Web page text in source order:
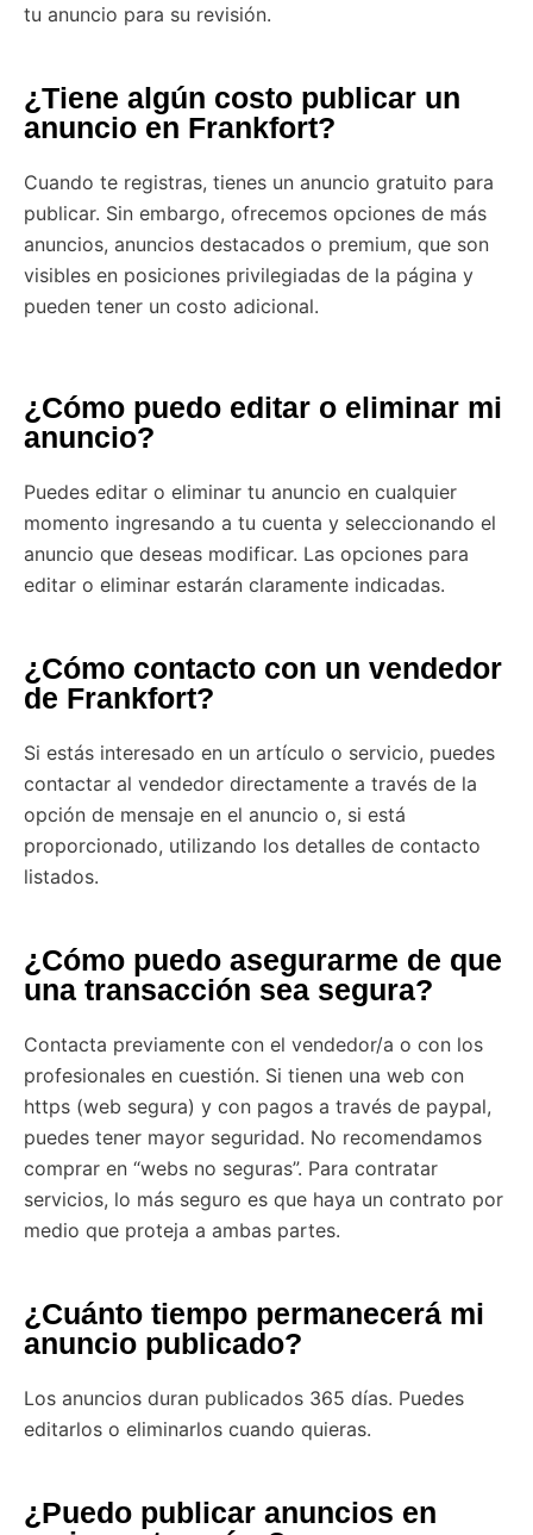
tu anuncio para su revisión.
¿Tiene algún costo publicar un
anuncio en Frankfort?
Cuando te registras, tienes un anuncio gratuito para
publicar. Sin embargo, ofrecemos opciones de más
anuncios, anuncios destacados o premium, que son
visibles en posiciones privilegiadas de la página y
pueden tener un costo adicional.
¿Cómo puedo editar o eliminar mi
anuncio?
Puedes editar o eliminar tu anuncio en cualquier
momento ingresando a tu cuenta y seleccionando el
anuncio que deseas modificar. Las opciones para
editar o eliminar estarán claramente indicadas.
¿Cómo contacto con un vendedor
de Frankfort?
Si estás interesado en un artículo o servicio, puedes
contactar al vendedor directamente a través de la
opción de mensaje en el anuncio o, si está
proporcionado, utilizando los detalles de contacto
listados.
¿Cómo puedo asegurarme de que
una transacción sea segura?
Contacta previamente con el vendedor/a o con los
profesionales en cuestión. Si tienen una web con
https (web segura) y con pagos a través de paypal,
puedes tener mayor seguridad. No recomendamos
comprar en “webs no seguras”. Para contratar
servicios, lo más seguro es que haya un contrato por
medio que proteja a ambas partes.
¿Cuánto tiempo permanecerá mi
anuncio publicado?
Los anuncios duran publicados 365 días. Puedes
editarlos o eliminarlos cuando quieras.
¿Puedo publicar anuncios en